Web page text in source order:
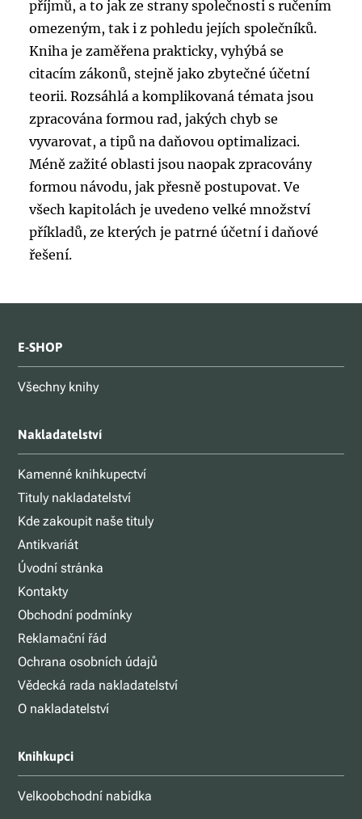
příjmů, a to jak ze strany společnosti s ručením
omezeným, tak i z pohledu jejích společníků.
Kniha je zaměřena prakticky, vyhýbá se
citacím zákonů, stejně jako zbytečné účetní
teorii. Rozsáhlá a komplikovaná témata jsou
zpracována formou rad, jakých chyb se
vyvarovat, a tipů na daňovou optimalizaci.
Méně zažité oblasti jsou naopak zpracovány
formou návodu, jak přesně postupovat. Ve
všech kapitolách je uvedeno velké množství
příkladů, ze kterých je patrné účetní i daňové
řešení.
E-SHOP
Všechny knihy
Nakladatelství
Kamenné knihkupectví
Tituly nakladatelství
Kde zakoupit naše tituly
Antikvariát
Úvodní stránka
Kontakty
Obchodní podmínky
Reklamační řád
Ochrana osobních údajů
Vědecká rada nakladatelství
O nakladatelství
Knihkupci
Velkoobchodní nabídka